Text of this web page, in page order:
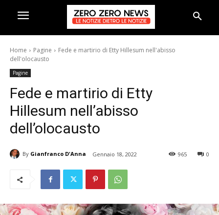
Home Pagine
Fede e martirio di Etty Hillesum nell'abisso
dell'olocausto
Pagine
Fede e martirio di Etty
Hillesum nell’abisso
dell’olocausto
By Gianfranco D'Anna Gennaio 18, 2022 0
965